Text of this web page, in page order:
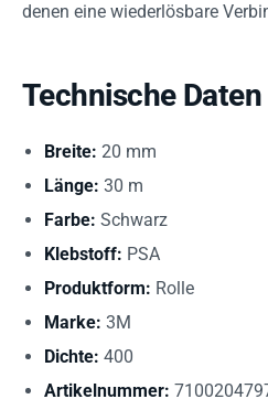
denen eine wiederlösbare
Technische
Breite: 20 mm
Länge: 30 m
Farbe: Schwarz
Klebstoff: PSA
Produktform: Rolle
Marke: 3M
Dichte: 400
Artikelnummer: